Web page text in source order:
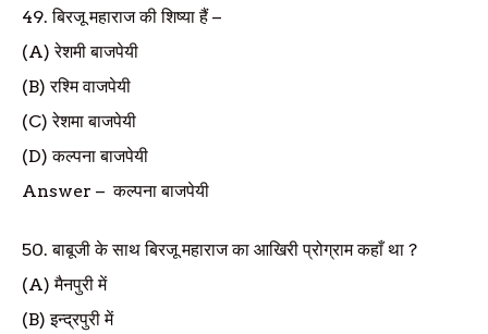
49.बिरजू महाराज की शिष्या हैं–
(A)रेशमी बाजपेयी
(B)रश्मि वाजपेयी
(C)रेशमा बाजपेयी
(D)कल्पना बाजपेयी
Answer –कल्पना बाजपेयी
50.बाबूजी के साथ बिरजू महाराज का आखिरी प्रोग्राम कहाँ था ?
(A)मैनपुरी में
(B)इन्द्रपुरी में